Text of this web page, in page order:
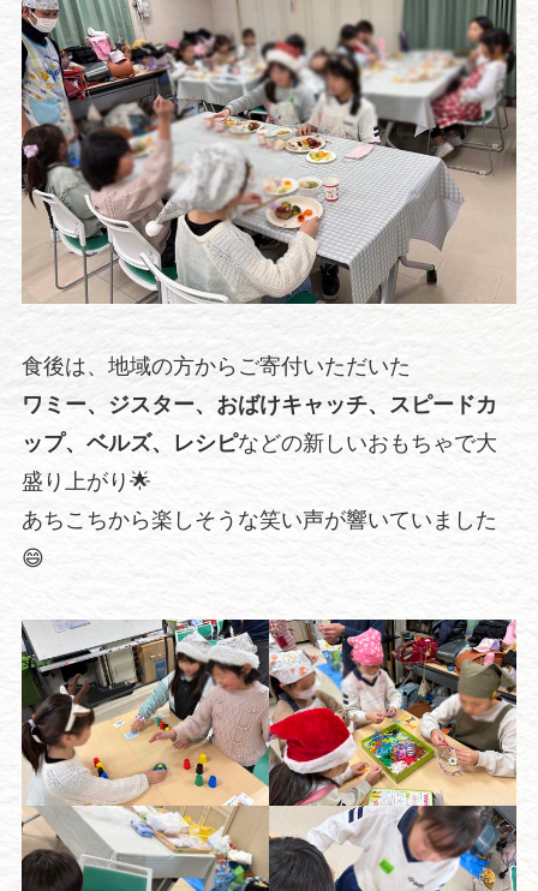
食後は、地域の方からご寄付いただいた
ワミー、ジスター、おばけキャッチ、スピードカ
ップ、ベルズ、レシピなどの新しいおもちゃで大
盛り上がり🌟
あちこちから楽しそうな笑い声が響いていました
😄